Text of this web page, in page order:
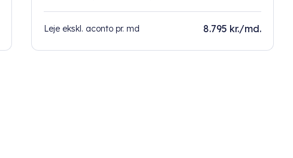
Leje ekskl. aconto pr. md 8.795 kr./md.